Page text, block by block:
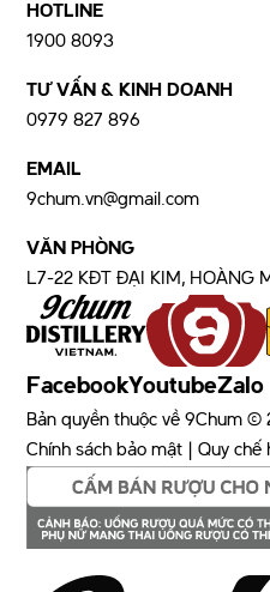
FacebookYoutubeZalo
Bản quyền thuộc về 9Chum ©
Chính sách bảo mật | Quy chế
HOTLINE
1900 8093
TƯ VẤN & KINH DOANH
0979 827 896
EMAIL
9chum.vn@gmail.com
VĂN PHÒNG
L7-22 KĐT ĐẠI KIM, HOÀNG